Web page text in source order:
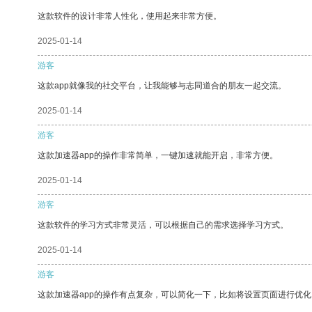
这款软件的设计非常人性化，使用起来非常方便。
2025-01-14
游客
这款app就像我的社交平台，让我能够与志同道合的朋友一起交流。
2025-01-14
游客
这款加速器app的操作非常简单，一键加速就能开启，非常方便。
2025-01-14
游客
这款软件的学习方式非常灵活，可以根据自己的需求选择学习方式。
2025-01-14
游客
这款加速器app的操作有点复杂，可以简化一下，比如将设置页面进行优